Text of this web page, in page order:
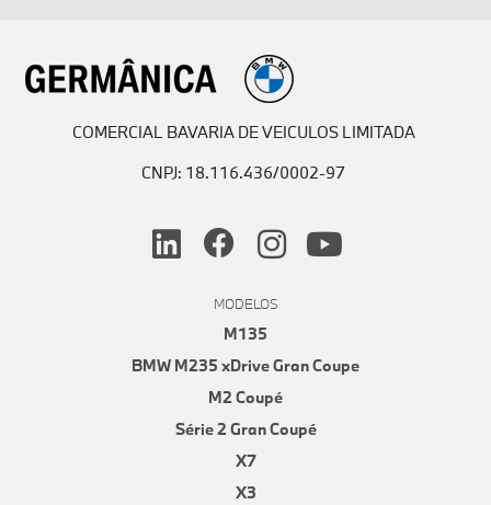
COMERCIAL BAVARIA DE VEICULOS LIMITADA
CNPJ: 18.116.436/0002-97
MODELOS
M135
BMW M235 xDrive Gran Coupe
M2 Coupé
Série 2 Gran Coupé
X7
X3